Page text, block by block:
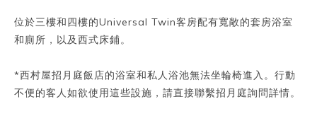
位於三樓和四樓的Universal Twin客房配有寬敞的套房浴室
和廁所，以及西式床鋪。
*西村屋招月庭飯店的浴室和私人浴池無法坐輪椅進入。行動
不便的客人如欲使用這些設施，請直接聯繫招月庭詢問詳情。